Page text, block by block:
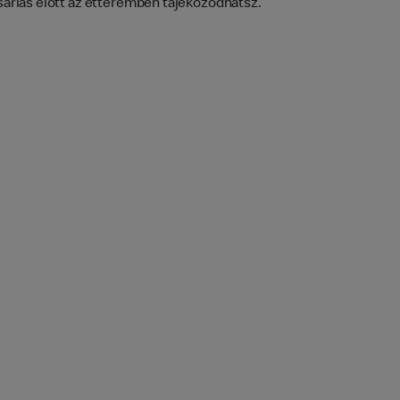
előtt az étteremben tájékozódhatsz.